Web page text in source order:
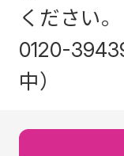
ください。
0120-
中）